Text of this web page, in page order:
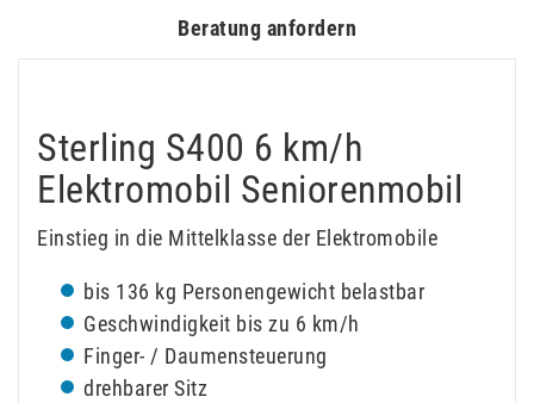
Beratung anfordern
Sterling S400 6 km/h
Elektromobil Seniorenmobil
Einstieg in die Mittelklasse der Elektromobile
bis 136 kg Personengewicht belastbar
Geschwindigkeit bis zu 6 km/h
Finger- / Daumensteuerung
drehbarer Sitz